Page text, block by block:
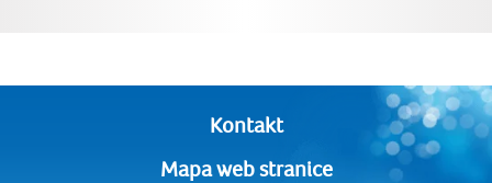
Kontakt
Mapa web stranice